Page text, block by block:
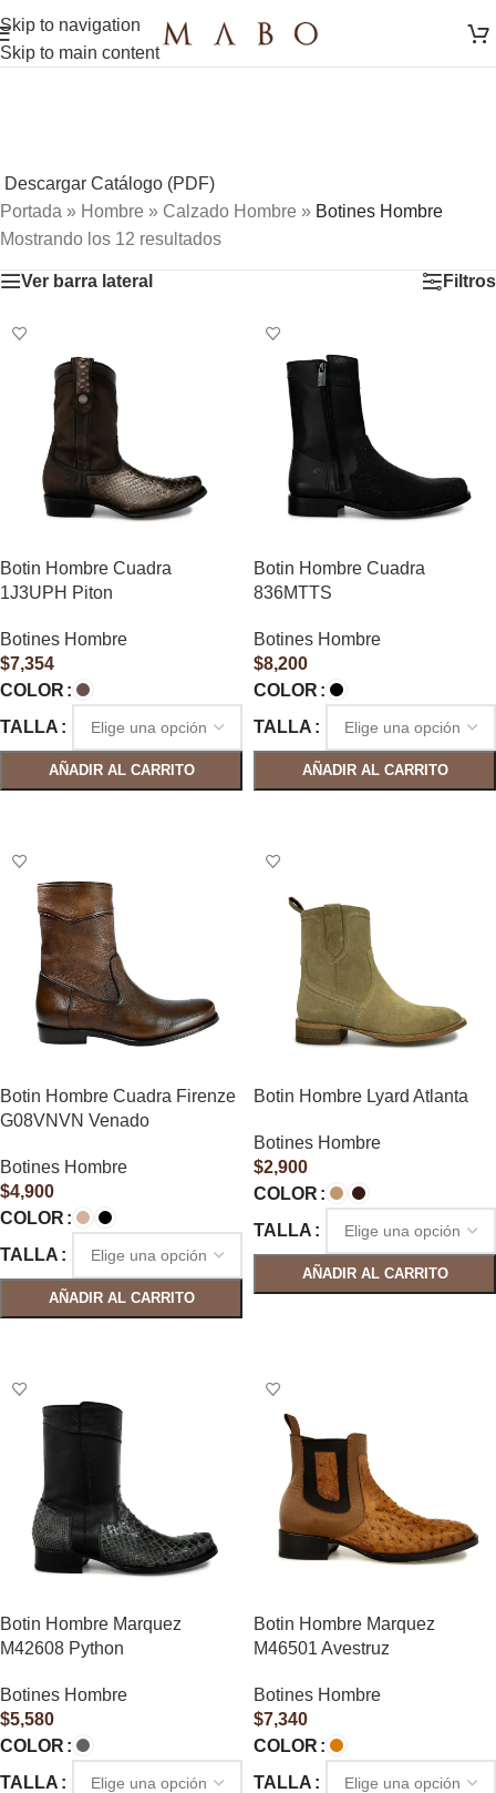
Skip to navigation
Skip to main content
Descargar Catálogo (PDF)
Portada » Hombre » Calzado Hombre » Botines Hombre
Mostrando los 12 resultados
Ver barra lateral Filtros
Botin Hombre Cuadra
1J3UPH Piton
Botines Hombre
$7,354
COLOR
TALLA
AÑADIR AL CARRITO
Botin Hombre Cuadra
836MTTS
Botines Hombre
$8,200
COLOR
TALLA
AÑADIR AL CARRITO
Botin Hombre Cuadra Firenze
G08VNVN Venado
Botines Hombre
$4,900
COLOR
TALLA
AÑADIR AL CARRITO
Botin Hombre Lyard Atlanta
Botines Hombre
$2,900
COLOR
TALLA
AÑADIR AL CARRITO
Botin Hombre Marquez
M42608 Python
Botines Hombre
$5,580
COLOR
TALLA
Botin Hombre Marquez
M46501 Avestruz
Botines Hombre
$7,340
COLOR
TALLA